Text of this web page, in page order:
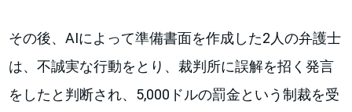
その後、AIによって準備書面を作成した2人の弁護士
は、不誠実な行動をとり、裁判所に誤解を招く発言
をしたと判断され、5,000ドルの罰金という制裁を受